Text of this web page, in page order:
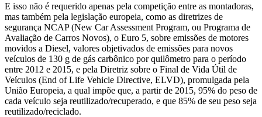
E isso não é requerido apenas pela competição entre as montadoras,
mas também pela legislação europeia, como as diretrizes de
segurança NCAP (New Car Assessment Program, ou Programa de
Avaliação de Carros Novos), o Euro 5, sobre emissões de motores
movidos a Diesel, valores objetivados de emissões para novos
veículos de 130 g de gás carbônico por quilômetro para o período
entre 2012 e 2015, e pela Diretriz sobre o Final de Vida Útil de
Veículos (End of Life Vehicle Directive, ELVD), promulgada pela
União Europeia, a qual impõe que, a partir de 2015, 95% do peso de
cada veículo seja reutilizado/recuperado, e que 85% de seu peso seja
reutilizado/reciclado.